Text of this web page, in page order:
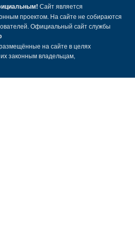
Сайт является
проектом. На сайте не собираются
Официальный сайт службы
на сайте в целях
законным владельцам,